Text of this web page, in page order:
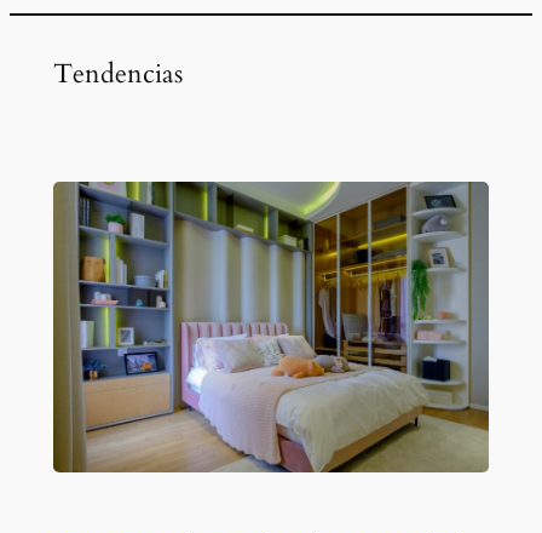
Tendencias